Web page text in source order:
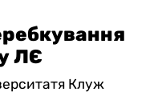
ЛЄ
Клуж